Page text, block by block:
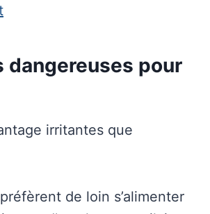
dangereuses pour
irritantes que
de loin s’alimenter